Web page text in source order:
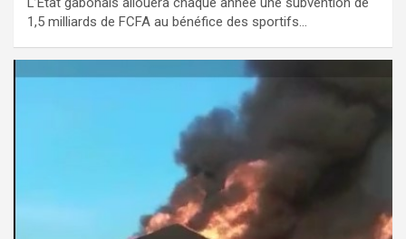
1,5 milliards de FCFA au bénéfice des sportifs…